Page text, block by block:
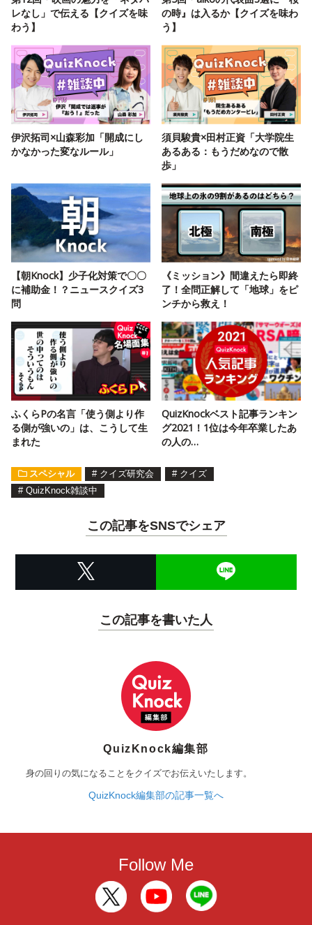
レなし」で伝える【クイズを味
わう】
の時』は入るか【クイズを味わ
う】
伊沢拓司×山森彩加「開成にし
かなかった変なルール」
須貝駿貴×田村正資「大学院生
あるある：もうだめなので散
歩」
【朝Knock】少子化対策で〇〇
に補助金！？ニュースクイズ3
問
《ミッション》間違えたら即終
了！全問正解して「地球」をピ
ンチから救え！
ふくらPの名言「使う側より作
る側が強いの」は、こうして生
まれた
QuizKnockベスト記事ランキン
グ2021！1位は今年卒業したあ
の人の…
スペシャル # クイズ研究会 # クイズ
# QuizKnock雑談中
この記事をSNSでシェア
この記事を書いた人
QuizKnock編集部
身の回りの気になることをクイズでお伝えいたします。
QuizKnock編集部の記事一覧へ
Follow Me